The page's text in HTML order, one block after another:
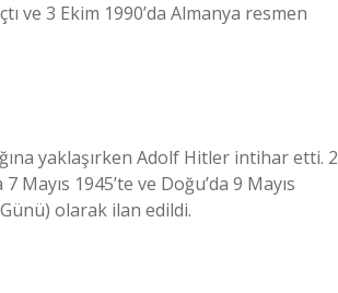
ve 3 Ekim 1990’da Almanya resmen
yaklaşırken Adolf Hitler intihar etti. 2
1945’te ve Doğu’da 9 Mayıs
olarak ilan edildi.